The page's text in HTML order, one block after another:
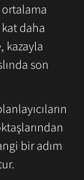
ortalama
daha
kazayla
son
bir adım